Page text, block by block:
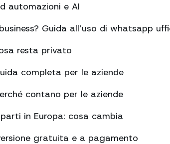
automazioni e AI
Guida all’uso di whatsapp
resta privato
completa per le aziende
contano per le aziende
in Europa: cosa cambia
gratuita e a pagamento